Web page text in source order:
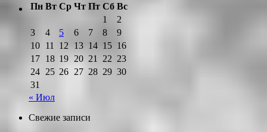
Пн Вт Ср Чт Пт Сб Вс
1
2
3
4 5 6 7 8
9
10 11 12 13 14 15 16
17 18 19 20 21 22 23
24 25 26 27 28 29 30
31
« Июл
Свежие записи